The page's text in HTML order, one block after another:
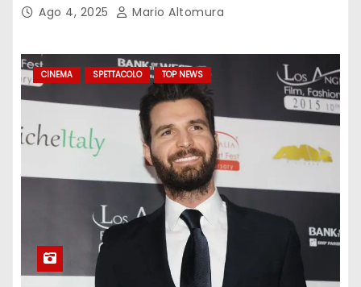
Ago 4, 2025 Mario Altomura
CINEMA SPETTACOLO TOP NEWS